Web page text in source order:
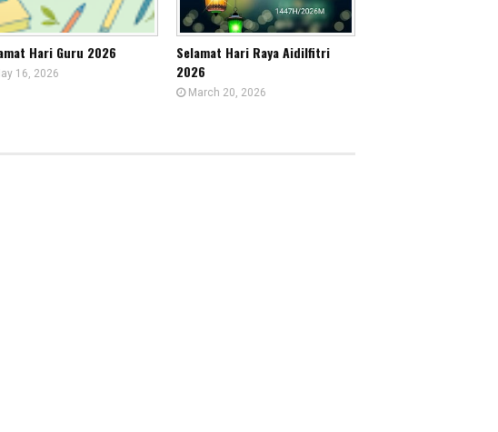
Hari Guru 2026
16, 2026
Selamat Hari Raya Aidilfitri
2026
March 20, 2026